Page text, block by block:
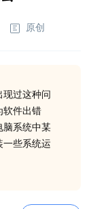
原创
过这种问
软件出错
脑系统中某
一些系统运